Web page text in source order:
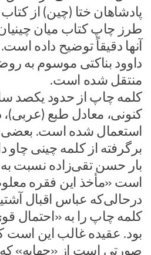
پادشاهان ختا (چین) از کتاب
طرز چاپ کتاب میان
آنها دقیقاً توضیح داده
داوود بناکتی موسوم به
منتقل شده است.
کلمه چاپ از حدود یکصد
کنونی، معادل طبع
استعمال شده است. بعضی
برگرفته از کلمه چینی چاو
بار حسن تقی‌زاده نسبت به
است «مأخذ این فقره
درحالی‌که عباس اقبال
کلمه چاپ را به «احتمال
بود. عقیده غالب این است
صورتی است از «چهاپه»